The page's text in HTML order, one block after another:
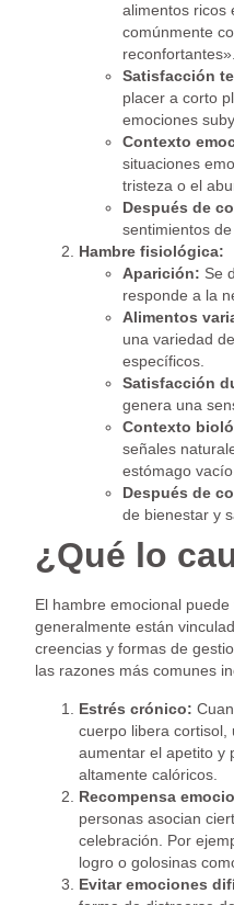
alimentos ricos
comúnmente
reconfortantes».
Satisfacción
placer a corto
emociones
Contexto
situaciones
tristeza o el
Después de
sentimientos
Hambre fisiológica:
Aparición: Se
responde a la
Alimentos
una variedad
específicos.
Satisfacción
genera una
Contexto
señales
estómago
Después de
de bienestar y
¿Qué lo
El hambre emocional
generalmente están
creencias y formas de
las razones más comunes
Estrés crónico:
cuerpo libera cortisol,
aumentar el apetito y
altamente calóricos.
Recompensa
personas asocian
celebración. Por
logro o golosinas
Evitar emociones